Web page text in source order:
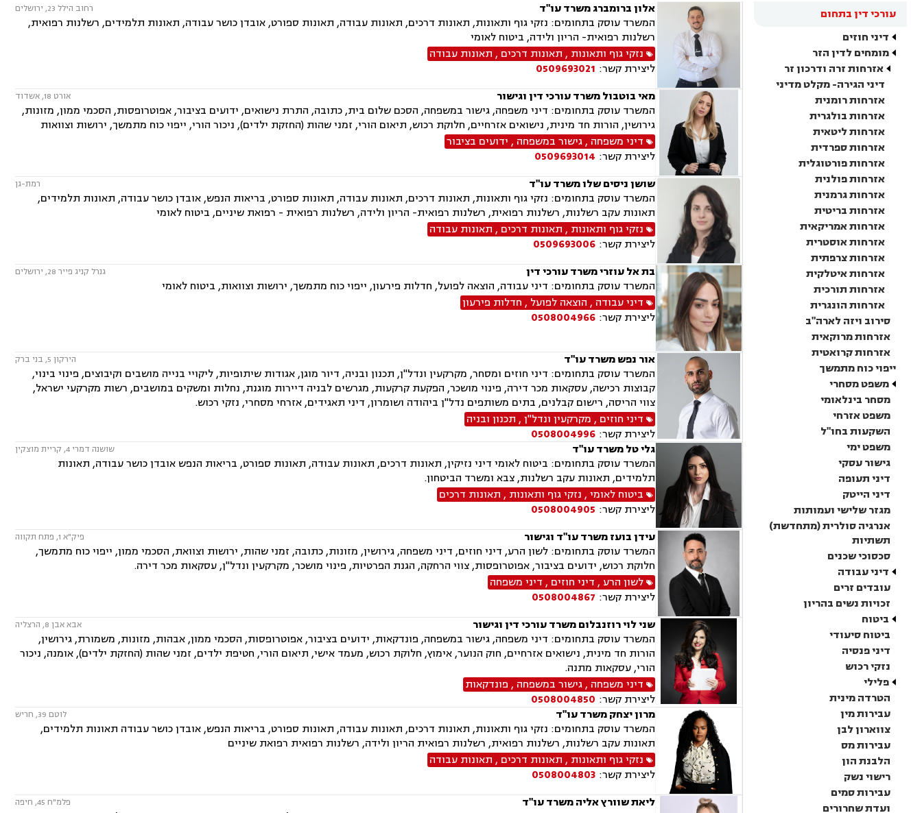
עורכי דין בתחום
דיני חוזים
מומחים לדין הזר
אזרחות זרה ודרכון זר
דיני הגירה- מקלט מדיני
אזרחות רומנית
אזרחות בולגרית
אזרחות ליטאית
אזרחות ספרדית
אזרחות פורטוגלית
אזרחות פולנית
אזרחות גרמנית
אזרחות בריטית
אזרחות אמריקאית
אזרחות אוסטרית
אזרחות צרפתית
אזרחות איטלקית
אזרחות תורכית
אזרחות הונגרית
סירוב ויזה לארה"ב
אזרחות מרוקאית
אזרחות קרואטית
ייפוי כוח מתמשך
משפט מסחרי
מסחר בינלאומי
משפט אזרחי
השקעות בחו"ל
משפט ימי
גישור עסקי
דיני תעופה
דיני הייטק
מגזר שלישי ועמותות
אנרגיה סולרית (מתחדשת)
תשתיות
סכסוכי שכנים
דיני עבודה
עובדים זרים
זכויות נשים בהריון
ביטוח
ביטוח סיעודי
דיני פנסיה
נזקי רכוש
פלילי
הטרדה מינית
עבירות מין
צווארון לבן
עבירות מס
הלבנת הון
רישוי נשק
עבירות סמים
ועדת שחרורים
אלון ברומברג משרד עו"ד רחוב הילל 23, ירושלים
המשרד עוסק בתחומים: נזקי גוף ותאונות, תאונות דרכים, תאונות עבודה, תאונות ספורט, אובדן כושר עבודה, תאונות תלמידים, רשלנות רפואית,
רשלנות רפואית- הריון ולידה, ביטוח לאומי
נזקי גוף ותאונות , תאונות דרכים , תאונות עבודה
ליצירת קשר: 0509693021
מאי בוטבול משרד עורכי דין וגישור
אורט 18, אשדוד
המשרד עוסק בתחומים: דיני משפחה, גישור במשפחה, הסכם שלום בית, כתובה, התרת נישואים, ידועים בציבור, אפוטרופסות, הסכמי ממון, מזונות,
גירושין, הורות חד מינית, נישואים אזרחיים, חלוקת רכוש, תיאום הורי, זמני שהות (החזקת ילדים), ניכור הורי, ייפוי כוח מתמשך, ירושות וצוואות
דיני משפחה ,גישור במשפחה , ידועים בציבור
ליצירת קשר: 0509693014
שושן ניסים שלו משרד עו"ד
רמת-גן
המשרד עוסק בתחומים: נזקי גוף ותאונות, תאונות דרכים, תאונות עבודה, תאונות ספורט, בריאות הנפש, אובדן כושר עבודה, תאונות תלמידים,
תאונות עקב רשלנות, רשלנות רפואית, רשלנות רפואית- הריון ולידה, רשלנות רפואית - רפואת שיניים, ביטוח לאומי
נזקי גוף ותאונות , תאונות דרכים , תאונות עבודה
ליצירת קשר: 0509693006
בת אל עוזרי משרד עורכי דין
גנרל קניג פייר 28, ירושלים
המשרד עוסק בתחומים: דיני עבודה, הוצאה לפועל, חדלות פירעון, ייפוי כוח מתמשך, ירושות וצוואות, ביטוח לאומי
דיני עבודה , הוצאה לפועל , חדלות פירעון
ליצירת קשר: 0508004966
אור נפש משרד עו"ד הירקון 5, בני ברק
המשרד עוסק בתחומים: דיני חוזים ומסחר, מקרקעין ונדל"ן, תכנון ובניה, דיור מוגן, אגודות שיתופיות, ליקויי בנייה מושבים וקיבוצים, פינוי בינוי,
קבוצות רכישה, עסקאות מכר דירה, פינוי מושכר, הפקעת קרקעות, מגרשים לבניה דיירות מוגנת, נחלות ומשקים במושבים, רשות מקרקעי ישראל,
צווי הריסה, רישום קבלנים, בתים משותפים נדל"ן ביהודה ושומרון, דיני תאגידים, אזרחי מסחרי, נזקי רכוש.
דיני חוזים , מקרקעין ונדל"ן, תכנון ובניה
ליצירת קשר: 0508004996
גלי טל משרד עו"ד
שושנה דמרי 4, קריית מוצקין
המשרד עוסק בתחומים: ביטוח לאומי דיני נזיקין, תאונות דרכים, תאונות עבודה, תאונות ספורט, בריאות הנפש אובדן כושר עבודה, תאונות
תלמידים, תאונות עקב רשלנות, צבא ומשרד הביטחון.
ביטוח לאומי, נזקי גוף ותאונות , תאונות דרכים
ליצירת קשר: 0508004905
עידן בועז משרד עו"ד וגישור
פיק"א 1, פתח תקווה
המשרד עוסק בתחומים: לשון הרע, דיני חוזים, דיני משפחה, גירושין, מזונות, כתובה, זמני שהות, ירושות וצוואת, הסכמי ממון, ייפוי כוח מתמשך,
חלוקת רכוש, ידועים בציבור, אפוטרופסות, צווי הרחקה, הגנת הפרטיות, פינוי מושכר, מקרקעין ונדל"ן, עסקאות מכר דירה.
לשון הרע , דיני חוזים , דיני משפחה
ליצירת קשר: 0508004867
שני לוי רוזנבלום משרד עורכי דין וגישור
אבא אבן 8, הרצליה
המשרד עוסק בתחומים: דיני משפחה, גישור במשפחה, פונדקאות, ידועים בציבור, אפוטרופסות, הסכמי ממון, אבהות, מזונות, משמורת, גירושין,
הורות חד מינית, נישואים אזרחיים, חוק הנוער, אימוץ, חלוקת רכוש, מעמד אישי, תיאום הורי, חטיפת ילדים, זמני שהות (החזקת ילדים), אומנה, ניכור
הורי, עסקאות מתנה.
דיני משפחה ,גישור במשפחה , פונדקאות
ליצירת קשר: 0508004850
מרון יצחק משרד עו"ד
לוטם 39, חריש
המשרד עוסק בתחומים: נזקי גוף ותאונות, תאונות דרכים, תאונות עבודה, תאונות ספורט, בריאות הנפש, אובדן כושר עבודה תאונות תלמידים,
תאונות עקב רשלנות, רשלנות רפואית, רשלנות רפואית הריון ולידה, רשלנות רפואית רפואת שיניים
נזקי גוף ותאונות , תאונות דרכים , תאונות עבודה
ליצירת קשר: 0508004803
ליאת שוורץ אליה משרד עו"ד
פלמ"ח 45, חיפה